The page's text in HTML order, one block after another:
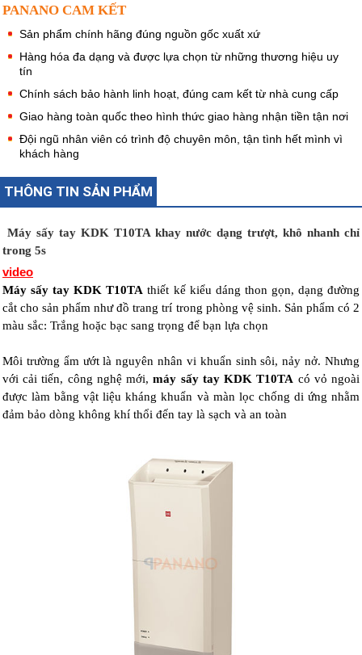
PANANO CAM KẾT
Sản phẩm chính hãng đúng nguồn gốc xuất xứ
Hàng hóa đa dạng và được lựa chọn từ những thương hiệu uy
tín
Chính sách bảo hành linh hoạt, đúng cam kết từ nhà cung cấp
Giao hàng toàn quốc theo hình thức giao hàng nhận tiền tận nơi
Đội ngũ nhân viên có trình độ chuyên môn, tận tình hết mình vì
khách hàng
THÔNG TIN SẢN PHẨM
Máy sấy tay KDK T10TA khay nước dạng trượt, khô nhanh chỉ
trong 5s
video
Máy sấy tay KDK T10TA thiết kế kiểu dáng thon gọn, dạng đường
cắt cho sản phẩm như đồ trang trí trong phòng vệ sinh. Sản phẩm có 2
màu sắc: Trắng hoặc bạc sang trọng để bạn lựa chọn
Môi trường ẩm ướt là nguyên nhân vi khuẩn sinh sôi, nảy nở. Nhưng
với cải tiến, công nghệ mới,máy sấy tay KDK T10TA có vỏ ngoài
được làm bằng vật liệu kháng khuẩn và màn lọc chống di ứng nhằm
đảm bảo dòng không khí thổi đến tay là sạch và an toàn